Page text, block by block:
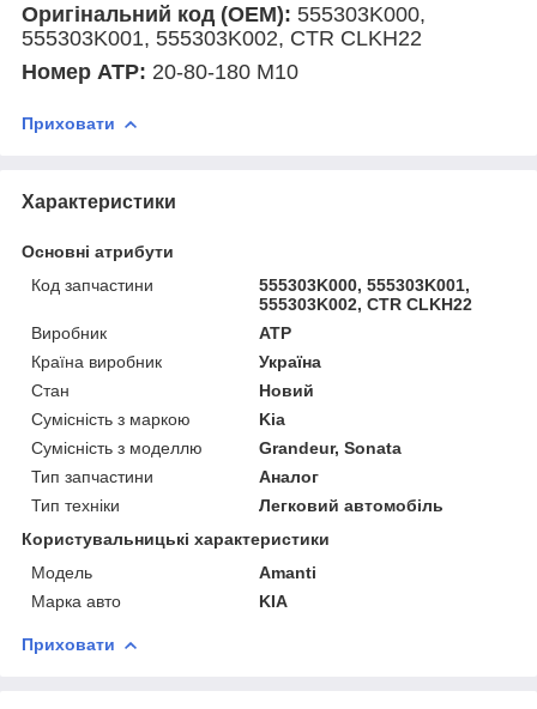
Оригінальний код (ОЕМ): 555303K000,
555303K001, 555303K002, CTR CLKH22
Номер АТР: 20-80-180 М10
Приховати
Характеристики
Основні атрибути
Код запчастини
555303K000, 555303K001,
555303K002, CTR CLKH22
Виробник
ATP
Країна виробник
Україна
Стан
Новий
Сумісність з маркою
Kia
Сумісність з моделлю
Grandeur, Sonata
Тип запчастини
Аналог
Тип техніки
Легковий автомобіль
Користувальницькі характеристики
Мoдель
Amanti
Марка авто
KIA
Приховати